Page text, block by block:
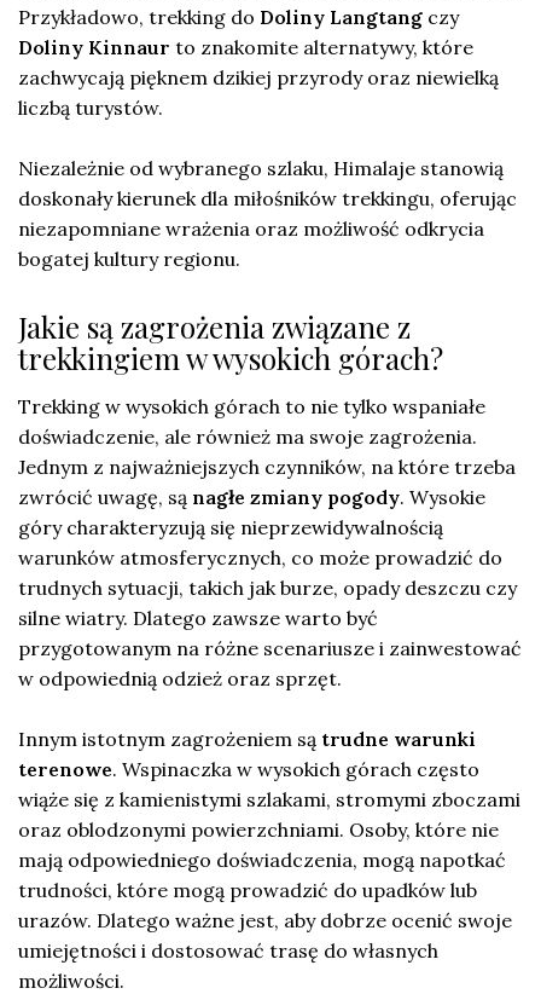
Przykładowo, trekking do Doliny Langtang czy
Doliny Kinnaur to znakomite alternatywy, które
zachwycają pięknem dzikiej przyrody oraz niewielką
liczbą turystów.
Niezależnie od wybranego szlaku, Himalaje stanowią
doskonały kierunek dla miłośników trekkingu, oferując
niezapomniane wrażenia oraz możliwość odkrycia
bogatej kultury regionu.
Jakie są zagrożenia związane z
trekkingiem w wysokich górach?
Trekking w wysokich górach to nie tylko wspaniałe
doświadczenie, ale również ma swoje zagrożenia.
Jednym z najważniejszych czynników, na które trzeba
zwrócić uwagę, są nagłe zmiany pogody. Wysokie
góry charakteryzują się nieprzewidywalnością
warunków atmosferycznych, co może prowadzić do
trudnych sytuacji, takich jak burze, opady deszczu czy
silne wiatry. Dlatego zawsze warto być
przygotowanym na różne scenariusze i zainwestować
w odpowiednią odzież oraz sprzęt.
Innym istotnym zagrożeniem są trudne warunki
terenowe. Wspinaczka w wysokich górach często
wiąże się z kamienistymi szlakami, stromymi zboczami
oraz oblodzonymi powierzchniami. Osoby, które nie
mają odpowiedniego doświadczenia, mogą napotkać
trudności, które mogą prowadzić do upadków lub
urazów. Dlatego ważne jest, aby dobrze ocenić swoje
umiejętności i dostosować trasę do własnych
możliwości.